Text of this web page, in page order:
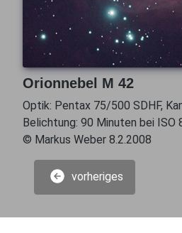
Orionnebel M 42
Optik: Pentax 75/500 SDHF,
Belichtung: 90 Minuten bei ISO
© Markus Weber 8.2.2008
vorheriges